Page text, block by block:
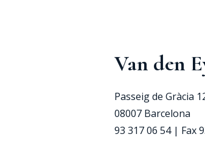
Van den
Passeig de Gràcia
08007 Barcelona
93 317 06 54 | Fax